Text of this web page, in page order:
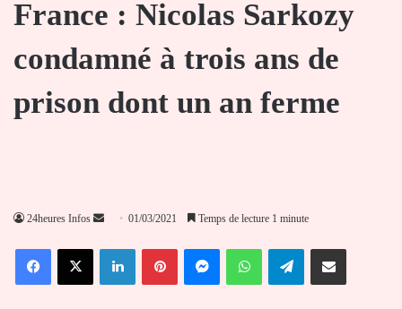
France : Nicolas Sarkozy
condamné à trois ans de
prison dont un an ferme
24heures Infos
Envoyer
courriel
01/03/2021 Temps de lecture 1 minute
FacebookX LinkedinPinterestMessengerWhatsAppTelegramPartager par email